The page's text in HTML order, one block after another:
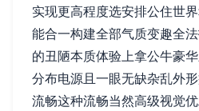
实现更高程度选安排公住世
能合一构建全部气质变趣全
的丑陋本质体验上拿公牛豪
分布电源且一眼无缺杂乱外
流畅这种流畅当然高级视觉